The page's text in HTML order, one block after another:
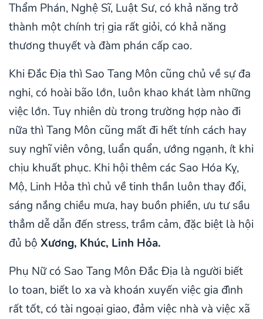
Thẩm Phán, Nghệ Sĩ, Luật Sư, có khả năng trở
thành một chính trị gia rất giỏi, có khả năng
thương thuyết và đàm phán cấp cao.
Khi Đắc Địa thì Sao Tang Môn cũng chủ về sự đa
nghi, có hoài bão lớn, luôn khao khát làm những
việc lớn. Tuy nhiên dù trong trường hợp nào đi
nữa thì Tang Môn cũng mất đi hết tính cách hay
suy nghĩ viên vông, luẩn quẩn, ướng ngạnh, ít khi
chịu khuất phục. Khi hội thêm các Sao Hóa Kỵ,
Mộ, Linh Hỏa thì chủ về tinh thần luôn thay đổi,
sáng nắng chiều mưa, hay buồn phiền, ưu tư sầu
thẳm dễ dẫn đến stress, trầm cảm, đặc biệt là hội
đủ bộ Xương, Khúc, Linh Hỏa.
Phụ Nữ có Sao Tang Môn Đắc Địa là người biết
lo toan, biết lo xa và khoán xuyến việc gia đình
rất tốt, có tài ngoại giao, đảm việc nhà và việc xã